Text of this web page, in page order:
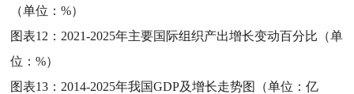
（单位：%）
图表12： 2021-2025年主要国际组织产出增长变动百分比（单
位：%）
图表13： 2014-2025年我国GDP及增长走势图（单位：亿